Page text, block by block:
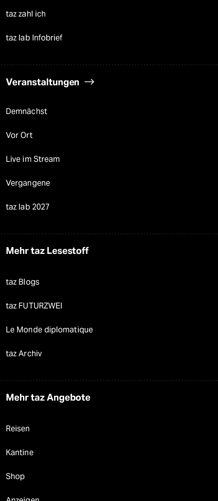
taz zahl ich
taz lab Infobrief
Veranstaltungen
Demnächst
Vor Ort
Live im Stream
Vergangene
taz lab 2027
Mehr taz Lesestoff
taz Blogs
taz FUTURZWEI
Le Monde diplomatique
taz Archiv
Mehr taz Angebote
Reisen
Kantine
Shop